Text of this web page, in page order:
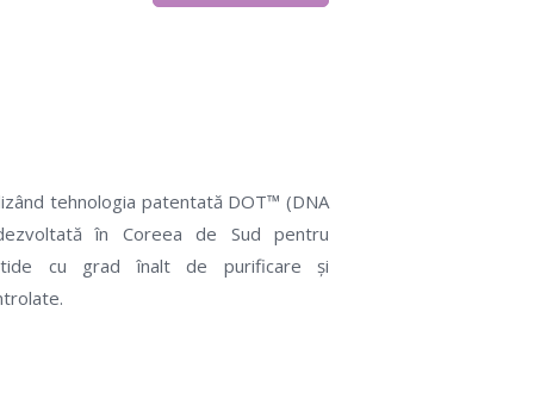
tehnologia patentată DOT™ (DNA
în Coreea de Sud pentru
cu grad înalt de purificare și